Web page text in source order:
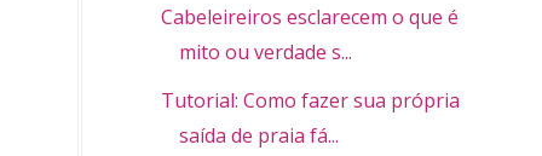
Cabeleireiros esclarecem o que é
mito ou verdade s...
Tutorial: Como fazer sua própria
saída de praia fá...